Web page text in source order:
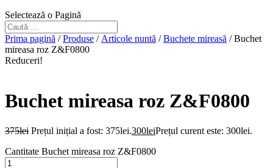
Selectează o Pagină
Prima pagină /Produse / Articole nuntă /Buchete mireasă / Buchet
mireasa roz Z&F0800
Reduceri!
Buchet mireasa roz Z&F0800
375lei Prețul inițial a fost: 375lei.300leiPrețul curent este: 300lei.
Cantitate Buchet mireasa roz Z&F0800